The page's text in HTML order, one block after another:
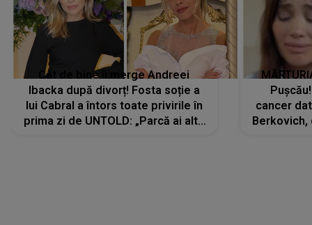
Cât de bine îi merge Andreei
Ibacka după divorț! Fosta soție a
lui Cabral a întors toate privirile în
prima zi de UNTOLD: „Parcă ai altă
cancer
Berkovich,